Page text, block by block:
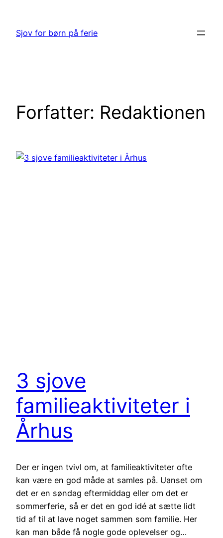
indhold
Sjov for børn på ferie
Forfatter: Redaktionen
3 sjove
familieaktiviteter i
Århus
Der er ingen tvivl om, at familieaktiviteter ofte
kan være en god måde at samles på. Uanset om
det er en søndag eftermiddag eller om det er
sommerferie, så er det en god idé at sætte lidt
tid af til at lave noget sammen som familie. Her
kan man både få nogle gode oplevelser og…